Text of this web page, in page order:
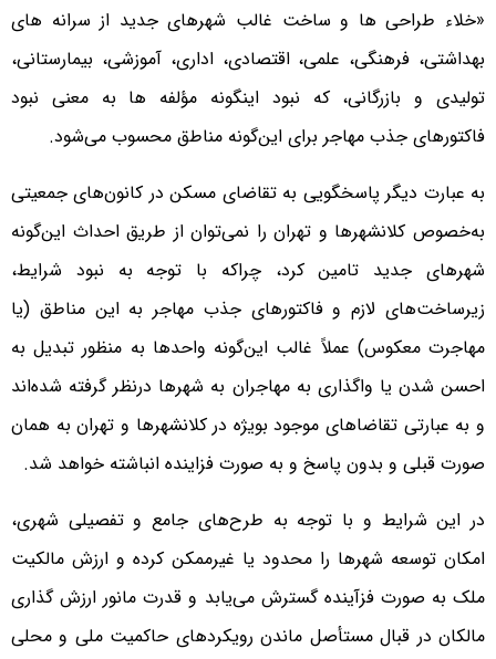
«خلاء طراحی ها و ساخت غالب شهرهای جدید از سرانه های
بهداشتی، فرهنگی، علمی، اقتصادی، اداری، آموزشی، بیمارستانی،
تولیدی و بازرگانی، که نبود اینگونه مؤلفه ها به معنی نبود
فاکتورهای جذب مهاجر برای این‌گونه مناطق محسوب می‌شود.
به عبارت دیگر پاسخگویی به تقاضای مسکن در کانون‌های جمعیتی
به‌خصوص کلانشهرها و تهران را نمی‌توان از طریق احداث این‌گونه
شهرهای جدید تامین کرد، چراکه با توجه به نبود شرایط،
زیرساخت‌های لازم و فاکتورهای جذب مهاجر به این مناطق (یا
مهاجرت معکوس) عملاً غالب این‌گونه واحدها به منظور تبدیل به
احسن شدن یا واگذاری به مهاجران به شهرها درنظر گرفته شده‌اند
و به عبارتی تقاضاهای موجود بویژه در کلانشهرها و تهران به همان
صورت قبلی و بدون پاسخ و به صورت فزاینده انباشته خواهد شد.
در این شرایط و با توجه به طرح‌های جامع و تفصیلی شهری،
امکان توسعه شهرها را محدود یا غیرممکن کرده و ارزش مالکیت
ملک به صورت فزآینده گسترش می‌یابد و قدرت مانور ارزش گذاری
مالکان در قبال مستأصل ماندن رویکردهای حاکمیت ملی و محلی